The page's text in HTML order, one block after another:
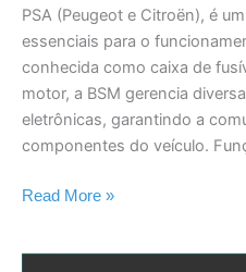
PSA (Peugeot e Citroën), é
essenciais para o
conhecida como caixa de
motor, a BSM gerencia
eletrônicas, garantindo a
componentes do veículo.
Read More »